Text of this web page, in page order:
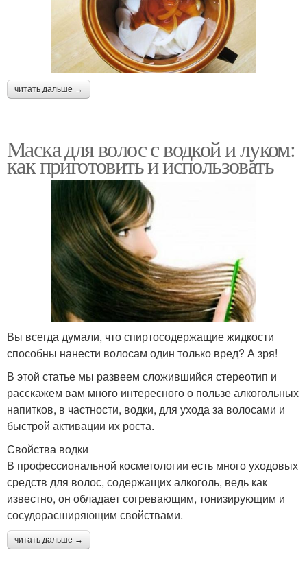
читать дальше →
Маска для волос с водкой и луком:
как приготовить и использовать
Вы всегда думали, что спиртосодержащие жидкости
способны нанести волосам один только вред? А зря!
В этой статье мы развеем сложившийся стереотип и
расскажем вам много интересного о пользе алкогольных
напитков, в частности, водки, для ухода за волосами и
быстрой активации их роста.
Свойства водки
В профессиональной косметологии есть много уходовых
средств для волос, содержащих алкоголь, ведь как
известно, он обладает согревающим, тонизирующим и
сосудорасширяющим свойствами.
читать дальше →